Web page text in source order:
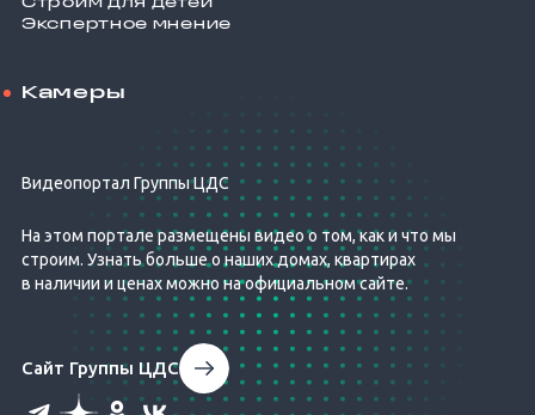
Экспертное мнение
Камеры
Видеопортал Группы ЦДС
На этом портале размещены видео о том, как и что мы
строим. Узнать больше о наших домах, квартирах
в наличии и ценах можно на официальном сайте.
Сайт Группы ЦДС